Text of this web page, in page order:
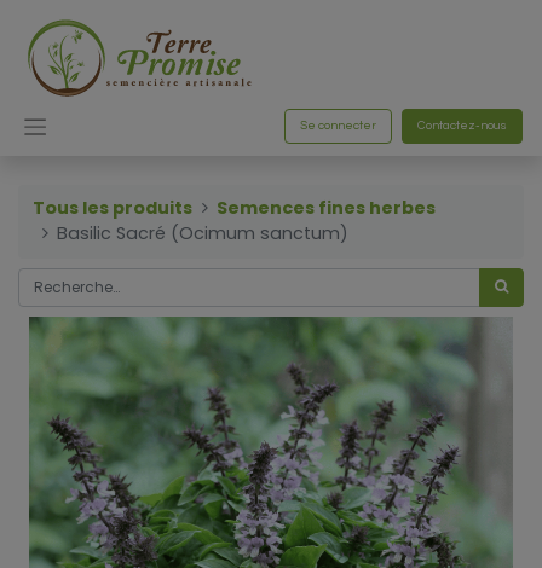
Se connecter Contactez-nous
Tous les produits
Semences fines herbes
Basilic Sacré (Ocimum sanctum)